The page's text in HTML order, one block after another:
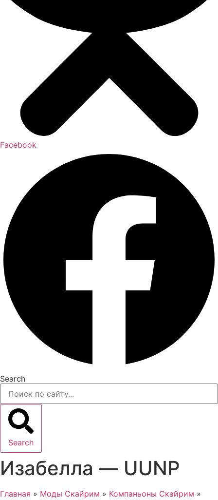
Facebook
Search
Search
Изабелла — UUNP
Главная » Моды Скайрим » Компаньоны Скайрим »